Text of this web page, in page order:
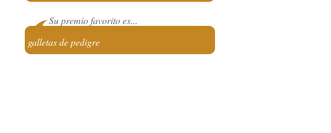
Su premio favorito es...
galletas de pedigre